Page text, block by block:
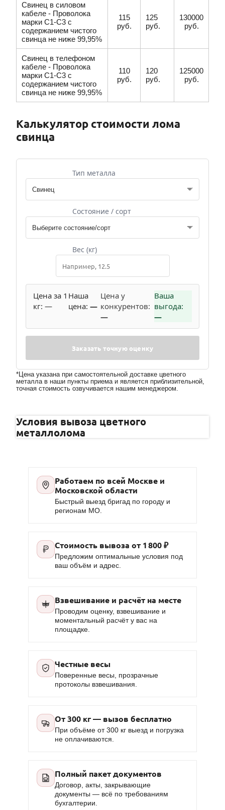
Свинец в силовом
кабеле - Проволока
марки С1-С3 с
содержанием чистого
свинца не ниже 99,95%
115
руб.
125
руб.
130000
руб.
Свинец в телефоном
кабеле - Проволока
марки С1-С3 с
содержанием чистого
свинца не ниже 99,95%
110
руб.
120
руб.
125000
руб.
Калькулятор стоимости лома
свинца
Тип металла
Состояние / сорт
Вес (кг)
Цена за 1
кг: —
Наша
цена: —
Цена у
конкурентов:
—
Ваша
выгода:
—
Заказать точную оценку
*Цена указана при самостоятельной доставке цветного
металла в наши пункты приема и является приблизительной,
точная стоимость озвучивается нашим менеджером.
Условия вывоза цветного
металлолома
Работаем по всей Москве и
Московской области
Быстрый выезд бригад по городу и
регионам МО.
Стоимость вывоза от 1 800 ₽
Предложим оптимальные условия под
ваш объём и адрес.
Взвешивание и расчёт на месте
Проводим оценку, взвешивание и
моментальный расчёт у вас на
площадке.
Честные весы
Поверенные весы, прозрачные
протоколы взвешивания.
От 300 кг — вызов бесплатно
При объёме от 300 кг выезд и погрузка
не оплачиваются.
Полный пакет документов
Договор, акты, закрывающие
документы — всё по требованиям
бухгалтерии.